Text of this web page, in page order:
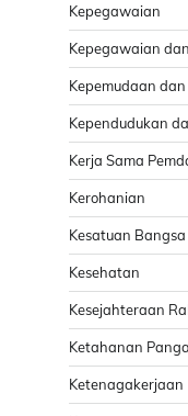
Kepegawaian
Kepegawaian
Kepemudaan
Kependudukan
Kerja Sama
Kerohanian
Kesatuan
Kesehatan
Kesejahteraan
Ketahanan
Ketenagakerjaan